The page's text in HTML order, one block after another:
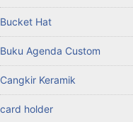
Bucket Hat
Buku Agenda Custom
Cangkir Keramik
card holder